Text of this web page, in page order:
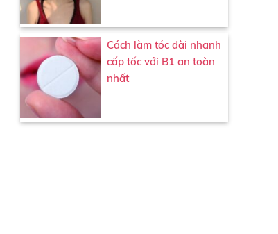
Cách làm tóc dài nhanh
cấp tốc với B1 an toàn
nhất